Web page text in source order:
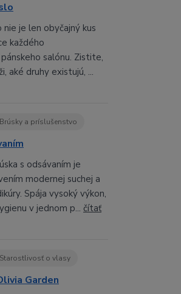
nie je len obyčajný kus
každého
salónu. Zistite,
aké druhy existujú, ...
Brúsky a príslušenstvo
s odsávaním je
modernej suchej a
Spája vysoký výkon,
v jednom p... čítať
Starostlivosť o vlasy
Garden